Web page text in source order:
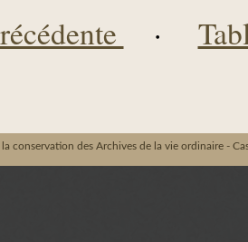
·
conservation des Archives de la vie ordinaire -